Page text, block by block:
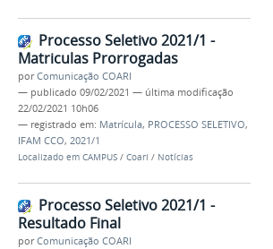
Processo Seletivo 2021/1 -
Matriculas Prorrogadas
porComunicação COARI
— publicado 09/02/2021 — última modificação
22/02/2021 10h06
— registrado em: Matrícula, PROCESSO SELETIVO,
IFAM CCO, 2021/1
Localizado em CAMPUS / Coari / Notícias
Processo Seletivo 2021/1 -
Resultado Final
porComunicação COARI